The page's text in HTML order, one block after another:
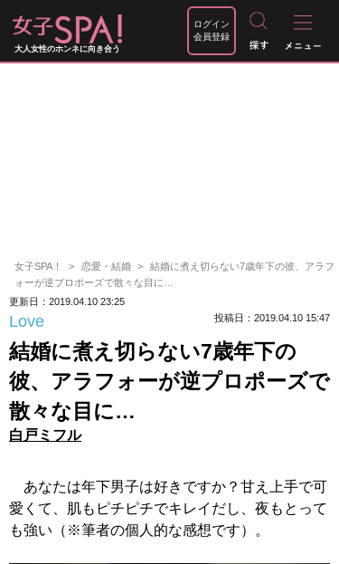
大人女性のホンネに向き合う
ログイン
会員登録
女子SPA！ 恋愛・結婚
結婚に煮え切らない7歳年下の彼、アラフ
ォーが逆プロポーズで散々な目に…
更新日：2019.04.10 23:25
Love 投稿日：2019.04.10 15:47
結婚に煮え切らない7歳年下の
彼、アラフォーが逆プロポーズで
散々な目に…
白戸ミフル
あなたは年下男子は好きですか？甘え上手で可
愛くて、肌もピチピチでキレイだし、夜もとって
も強い（※筆者の個人的な感想です）。